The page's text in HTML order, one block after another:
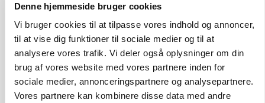
Denne hjemmeside bruger cookies
Vi bruger cookies til at tilpasse vores indhold og annoncer,
til at vise dig funktioner til sociale medier og til at
analysere vores trafik. Vi deler også oplysninger om din
brug af vores website med vores partnere inden for
sociale medier, annonceringspartnere og analysepartnere.
Vores partnere kan kombinere disse data med andre
snurre igen
Annonce
Loading...